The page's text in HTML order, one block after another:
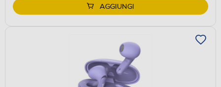
AGGIUNGI